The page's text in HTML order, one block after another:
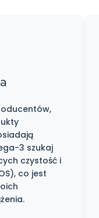
3 szukaj
czystość i
co jest